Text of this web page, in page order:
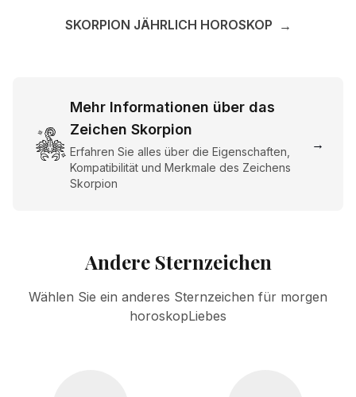
SKORPION JÄHRLICH HOROSKOP →
Mehr Informationen über das
Zeichen Skorpion
Erfahren Sie alles über die Eigenschaften,
Kompatibilität und Merkmale des Zeichens
Skorpion
→
Andere Sternzeichen
Wählen Sie ein anderes Sternzeichen für morgen
horoskopLiebes